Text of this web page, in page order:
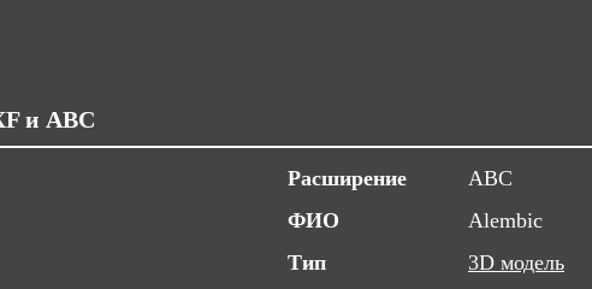
и ABC
Расширение
ABC
ФИО
Alembic
Тип
3D модель